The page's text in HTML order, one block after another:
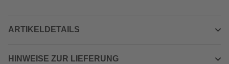
ARTIKELDETAILS
HINWEISE ZUR LIEFERUNG